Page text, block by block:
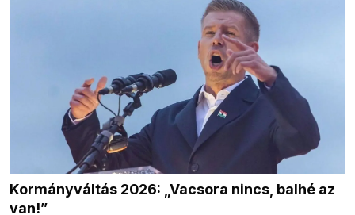
Kormányváltás 2026: „Vacsora nincs, balhé az
van!”